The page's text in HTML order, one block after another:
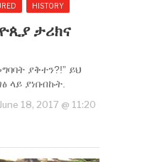
HISTORY
ታሪክና
ያቅተን?!” ይህ
ላይ ያነበብኩት.
18, 2017 @ 11:20